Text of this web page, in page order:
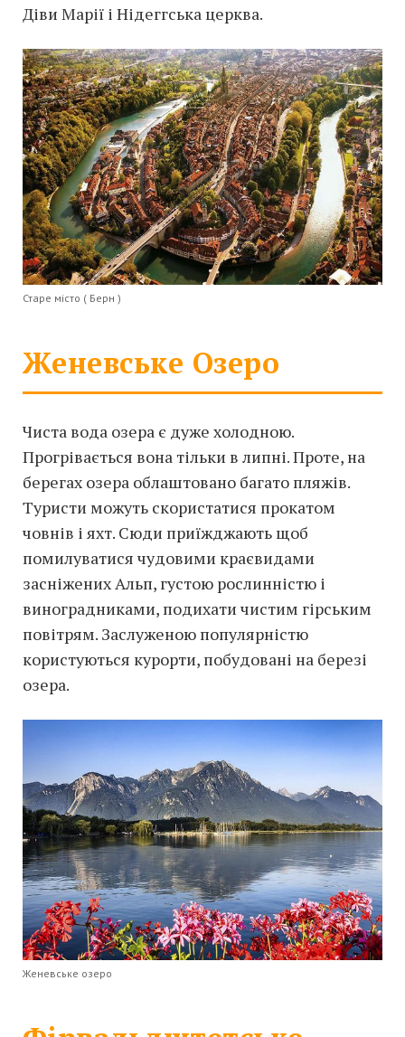
Діви Марії і Нідеггська церква.
Старе місто ( Берн )
Женевське Озеро
Чиста вода озера є дуже холодною.
Прогрівається вона тільки в липні. Проте, на
берегах озера облаштовано багато пляжів.
Туристи можуть скористатися прокатом
човнів і яхт. Сюди приїжджають щоб
помилуватися чудовими краєвидами
засніжених Альп, густою рослинністю і
виноградниками, подихати чистим гірським
повітрям. Заслуженою популярністю
користуються курорти, побудовані на березі
озера.
Женевське озеро